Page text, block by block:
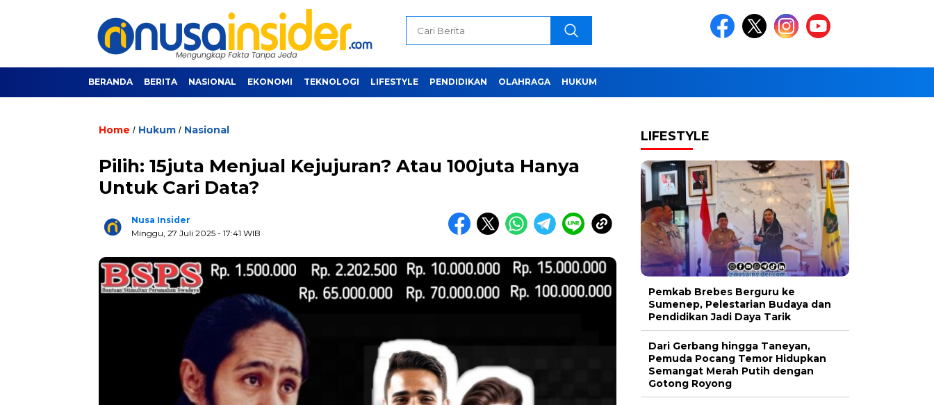
BERANDA BERITA NASIONAL EKONOMI TEKNOLOGI LIFESTYLE PENDIDIKAN OLAHRAGA HUKUM
Home / Hukum / Nasional
Pilih: 15juta Menjual Kejujuran? Atau 100juta Hanya
Untuk Cari Data?
Nusa Insider
Minggu, 27 Juli 2025 - 17:41 WIB
LIFESTYLE
Pemkab Brebes Berguru ke
Sumenep, Pelestarian Budaya dan
Pendidikan Jadi Daya Tarik
Dari Gerbang hingga Taneyan,
Pemuda Pocang Temor Hidupkan
Semangat Merah Putih dengan
Gotong Royong